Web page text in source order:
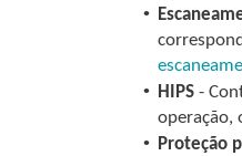
•
• HIPS -
operação,
• Proteção